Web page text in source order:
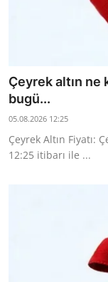
Çeyrek altın ne
bugü...
05.08.2026 12:25
Çeyrek Altın Fiyatı:
12:25 itibarı ile ...